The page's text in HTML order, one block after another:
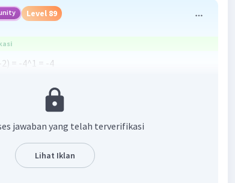
Level 89
= -4^1 = -4
Balas
jawaban yang telah terverifikasi
Lihat Iklan